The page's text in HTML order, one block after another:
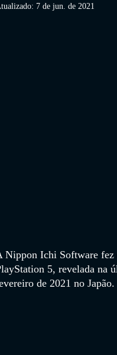
7 de jun. de 2021
Nippon Ichi Software fez
5, revelada na
de 2021 no Japão.